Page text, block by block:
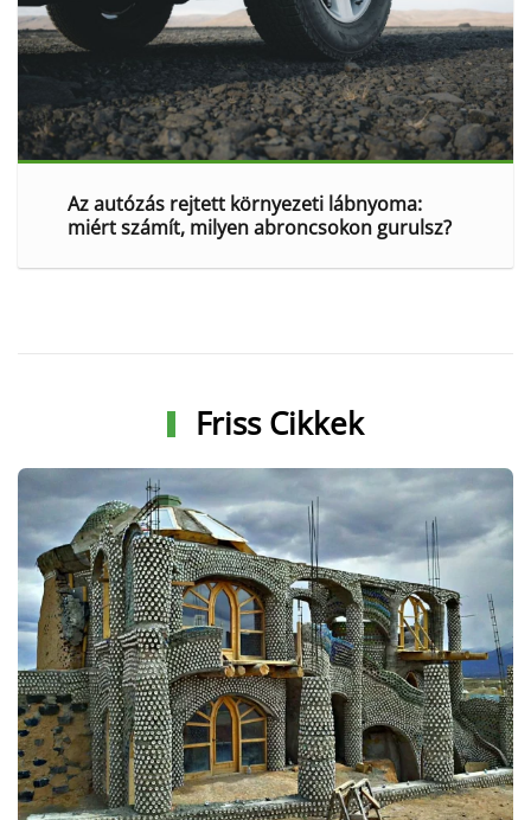
Az autózás rejtett környezeti lábnyoma:
miért számít, milyen abroncsokon gurulsz?
Friss Cikkek